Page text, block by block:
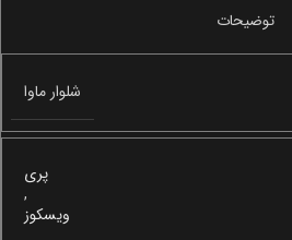
شلوار ماوا
پری
,
ویسکوز